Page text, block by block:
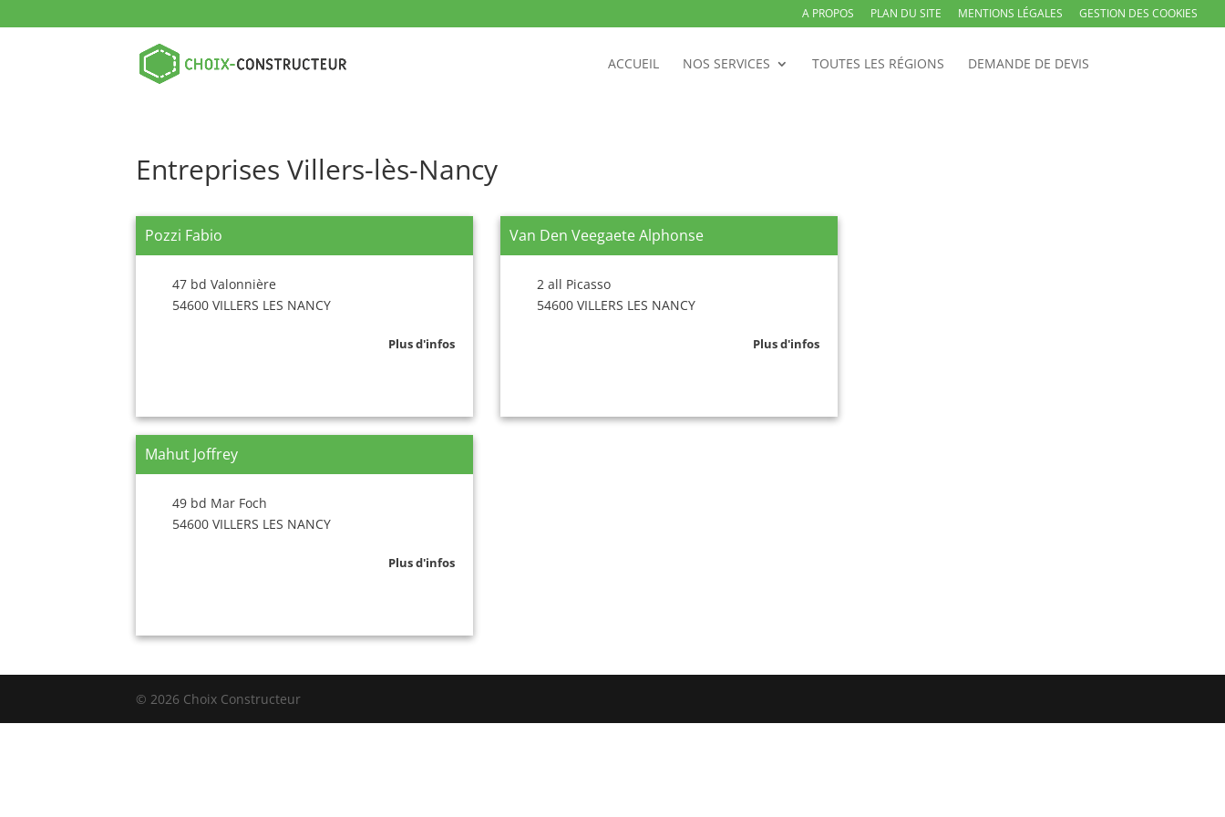
A PROPOS PLAN DU SITE MENTIONS LÉGALES GESTION DES COOKIES
ACCUEIL NOS SERVICES TOUTES LES RÉGIONS DEMANDE DE DEVIS
Entreprises Villers-lès-Nancy
Pozzi Fabio
47 bd Valonnière
54600 VILLERS LES NANCY
Plus d'infos
Van Den Veegaete Alphonse
2 all Picasso
54600 VILLERS LES NANCY
Plus d'infos
Mahut Joffrey
49 bd Mar Foch
54600 VILLERS LES NANCY
Plus d'infos
© 2026 Choix Constructeur